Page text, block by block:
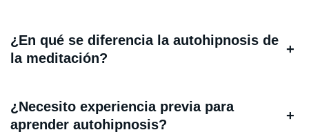
¿En qué se diferencia la autohipnosis de
la meditación?
+
¿Necesito experiencia previa para
aprender autohipnosis?
+